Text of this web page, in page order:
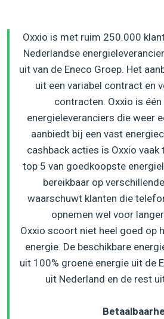
Oxxio is met ruim 250.000
Nederlandse
uit van de Eneco Groep. Het
uit een variabel contract en
contracten. Oxxio is
energieleveranciers die weer
aanbiedt bij een vast
cashback acties is Oxxio vaak
top 5 van goedkoopste
bereikbaar op
waarschuwt klanten die
opnemen wel voor
Oxxio scoort niet heel goed op
energie. De beschikbare
uit 100% groene energie uit de
uit Nederland en de rest